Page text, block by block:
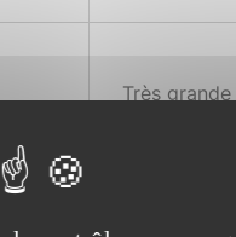
Très